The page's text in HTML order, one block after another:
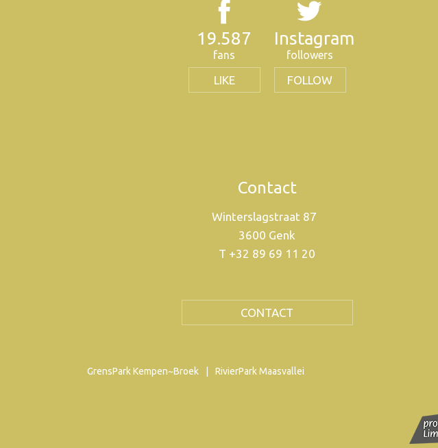
19.587
fans
LIKE
Instagram
followers
FOLLOW
Contact
Winterslagstraat 87
3600 Genk
T +32 89 69 11 20
CONTACT
GrensPark Kempen~Broek RivierPark Maasvallei